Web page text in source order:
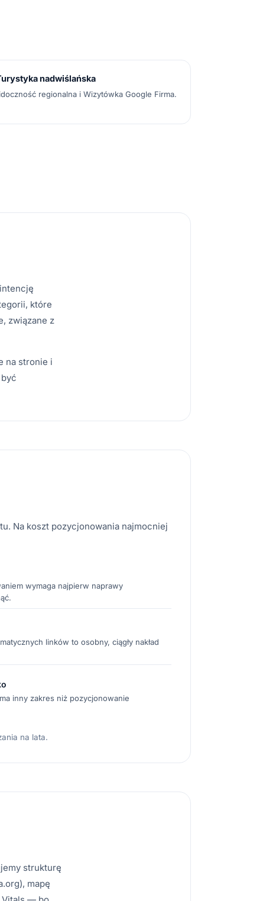
nadwiślańska
regionalna i Wizytówka Google Firma.
które
związane z
na stronie i
Na koszt pozycjonowania najmocniej
wymaga najpierw naprawy
linków to osobny, ciągły nakład
inny zakres niż pozycjonowanie
na lata.
strukturę
mapę